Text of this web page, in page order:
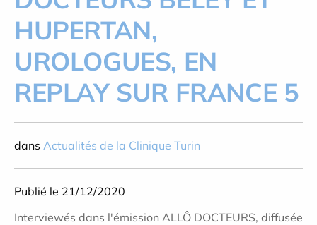
HUPERTAN,
UROLOGUES, EN
REPLAY SUR FRANCE 5
dans Actualités de la Clinique Turin
Publié le 21/12/2020
Interviewés dans l'émission ALLÔ DOCTEURS, diffusée